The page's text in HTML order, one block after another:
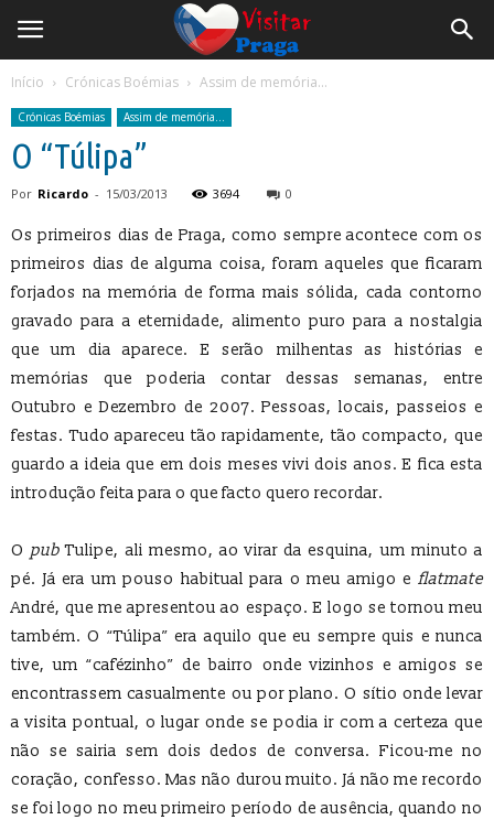
Início Crónicas Boémias Assim de memória...
Crónicas Boémias Assim de memória...
O “Túlipa”
Por Ricardo - 15/03/2013 3694 0
Os primeiros dias de Praga, como sempre acontece com os
primeiros dias de alguma coisa, foram aqueles que ficaram
forjados na memória de forma mais sólida, cada contorno
gravado para a eternidade, alimento puro para a nostalgia
que um dia aparece. E serão milhentas as histórias e
memórias que poderia contar dessas semanas, entre
Outubro e Dezembro de 2007. Pessoas, locais, passeios e
festas. Tudo apareceu tão rapidamente, tão compacto, que
guardo a ideia que em dois meses vivi dois anos. E fica esta
introdução feita para o que facto quero recordar.
O pub Tulipe, ali mesmo, ao virar da esquina, um minuto a
pé. Já era um pouso habitual para o meu amigo e flatmate
André, que me apresentou ao espaço. E logo se tornou meu
também. O “Túlipa” era aquilo que eu sempre quis e nunca
tive, um “cafézinho” de bairro onde vizinhos e amigos se
encontrassem casualmente ou por plano. O sítio onde levar
a visita pontual, o lugar onde se podia ir com a certeza que
não se sairia sem dois dedos de conversa. Ficou-me no
coração, confesso. Mas não durou muito. Já não me recordo
se foi logo no meu primeiro período de ausência, quando no